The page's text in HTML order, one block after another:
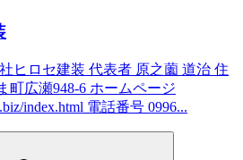
ヒロセ建装 代表者 原之薗 道治 住
町広瀬948-6 ホームページ
index.html 電話番号 0996...